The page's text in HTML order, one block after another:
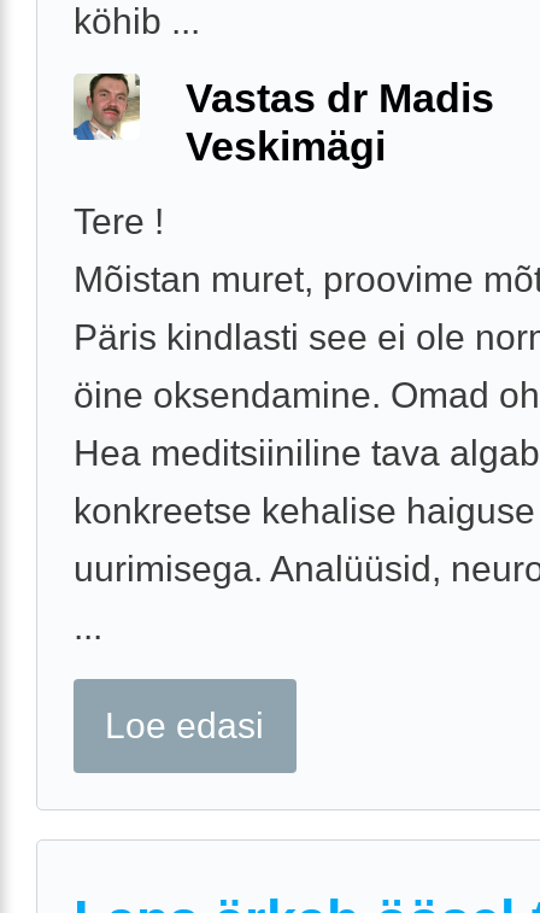
köhib ...
Vastas dr Madis
Veskimägi
Tere !
Mõistan muret, proovime
Päris kindlasti see ei ole
öine oksendamine. Omad
Hea meditsiiniline tava algab
konkreetse kehalise haiguse
uurimisega. Analüüsid,
...
Loe edasi